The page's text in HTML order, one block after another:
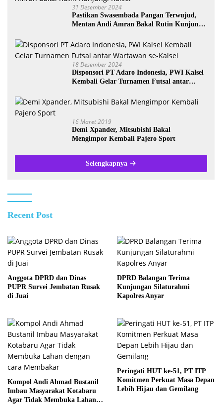
31 Desember 2024
Pastikan Swasembada Pangan Terwujud,
Mentan Andi Amran Bakal Rutin Kunjungi
18 Desember 2024
Disponsori PT Adaro Indonesia, PWI Kalsel
Kembali Gelar Turnamen Futsal antar
16 Maret 2019
Demi Xpander, Mitsubishi Bakal
Mengimpor Kembali Pajero Sport
Selengkapnya
Recent Post
Anggota DPRD dan Dinas
PUPR Survei Jembatan Rusak
di Juai
DPRD Balangan Terima
Kunjungan Silaturahmi
Kapolres Anyar
Kompol Andi Ahmad Bustanil
Imbau Masyarakat Kotabaru
Agar Tidak Membuka Lahan
Peringati HUT ke-51, PT ITP
Komitmen Perkuat Masa Depan
Lebih Hijau dan Gemilang